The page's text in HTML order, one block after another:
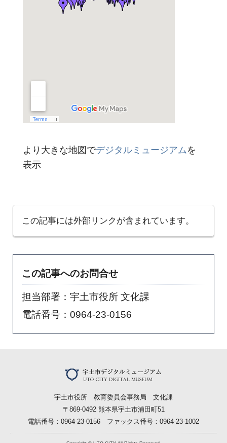
より大きな地図でデジタルミュージアムを
表示
この記事には外部リンクが含まれています。
この記事へのお問合せ
担当部署：宇土市役所 文化課
電話番号：0964-23-0156
宇土市役所 教育委員会事務局 文化課
〒869-0492 熊本県宇土市浦田町51
電話番号：0964-23-0156 ファックス番号：0964-23-1002